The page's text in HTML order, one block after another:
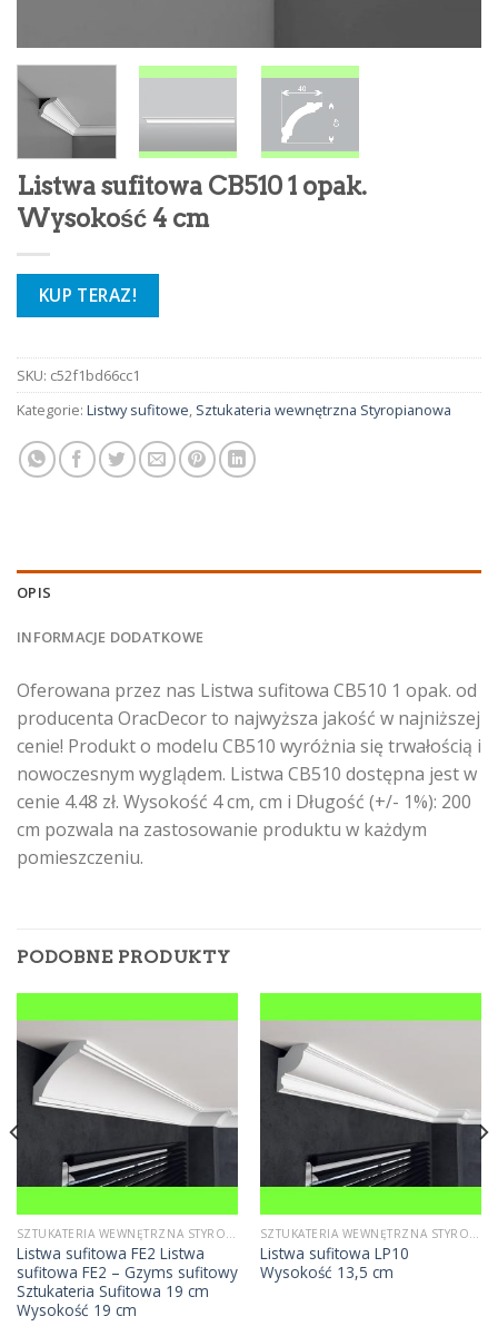
Listwa sufitowa CB510 1 opak.
Wysokość 4 cm
KUP TERAZ!
SKU: c52f1bd66cc1
Kategorie: Listwy sufitowe, Sztukateria wewnętrzna Styropianowa
OPIS
INFORMACJE DODATKOWE
Oferowana przez nas Listwa sufitowa CB510 1 opak. od
producenta OracDecor to najwyższa jakość w najniższej
cenie! Produkt o modelu CB510 wyróżnia się trwałością i
nowoczesnym wyglądem. Listwa CB510 dostępna jest w
cenie 4.48 zł. Wysokość 4 cm, cm i Długość (+/- 1%): 200
cm pozwala na zastosowanie produktu w każdym
pomieszczeniu.
PODOBNE PRODUKTY
SZTUKATERIA WEWNĘTRZNA STYROPIANOWA
Listwa sufitowa FE2 Listwa
sufitowa FE2 – Gzyms sufitowy
Sztukateria Sufitowa 19 cm
Wysokość 19 cm
SZTUKATERIA WEWNĘTRZNA STYROPIANOWA
Listwa sufitowa LP10
Wysokość 13,5 cm